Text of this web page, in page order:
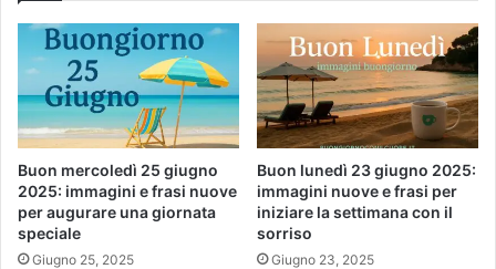
Buon mercoledì 25 giugno
2025: immagini e frasi nuove
per augurare una giornata
speciale
Giugno 25, 2025
Buon lunedì 23 giugno 2025:
immagini nuove e frasi per
iniziare la settimana con il
sorriso
Giugno 23, 2025